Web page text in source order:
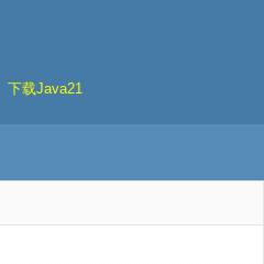
下载Java21